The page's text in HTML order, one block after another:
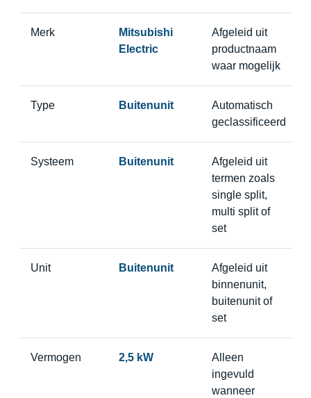
Merk
Mitsubishi
Electric
Afgeleid uit
productnaam
waar mogelijk
Type Buitenunit
Automatisch
geclassificeerd
Systeem Buitenunit
Afgeleid uit
termen zoals
single split,
multi split of
set
Unit Buitenunit
Afgeleid uit
binnenunit,
buitenunit of
set
Vermogen 2,5 kW
Alleen
ingevuld
wanneer